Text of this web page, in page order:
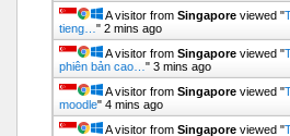
A visitor from Singapore viewed "
tieng… " 2 mins ago
A visitor from Singapore viewed "
phiên bản cao… " 3 mins ago
A visitor from Singapore viewed "
moodle" 4 mins ago
A visitor from Singapore viewed "